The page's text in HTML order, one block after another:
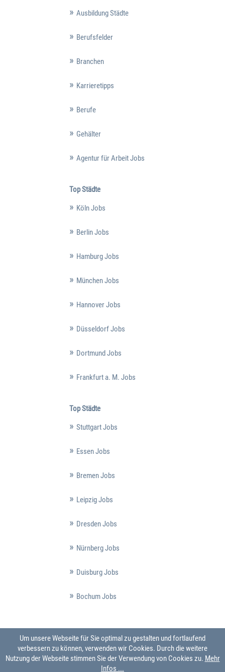
Ausbildung Städte
Berufsfelder
Branchen
Karrieretipps
Berufe
Gehälter
Agentur für Arbeit Jobs
Top Städte
Köln Jobs
Berlin Jobs
Hamburg Jobs
München Jobs
Hannover Jobs
Düsseldorf Jobs
Dortmund Jobs
Frankfurt a. M. Jobs
Top Städte
Stuttgart Jobs
Essen Jobs
Bremen Jobs
Leipzig Jobs
Dresden Jobs
Nürnberg Jobs
Duisburg Jobs
Bochum Jobs
Um unsere Webseite für Sie optimal zu gestalten und fortlaufend
verbessern zu können, verwenden wir Cookies. Durch die weitere
Nutzung der Webseite stimmen Sie der Verwendung von Cookies zu. Mehr
Infos ...